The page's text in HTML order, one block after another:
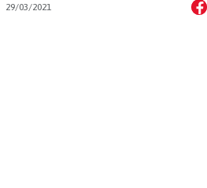
29/03/2021